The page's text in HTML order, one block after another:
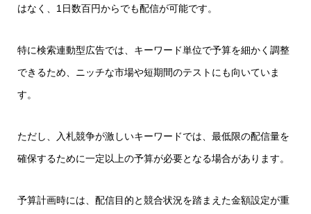
はなく、1日数百円からでも配信が可能です。
特に検索連動型広告では、キーワード単位で予算を細かく調整
できるため、ニッチな市場や短期間のテストにも向いていま
す。
ただし、入札競争が激しいキーワードでは、最低限の配信量を
確保するために一定以上の予算が必要となる場合があります。
予算計画時には、配信目的と競合状況を踏まえた金額設定が重